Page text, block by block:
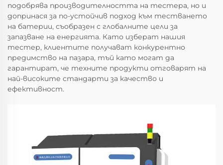
подобрява производителността на тестера, но и
допринася за по-устойчив подход към тестването
на батерии, съобразен с глобалните цели за
запазване на енергията. Като изберат нашия
тестер, клиентите получават конкурентно
предимство на пазара, тъй като могат да
гарантират, че техните продукти отговарят на
най-високите стандарти за качество и
ефективност.